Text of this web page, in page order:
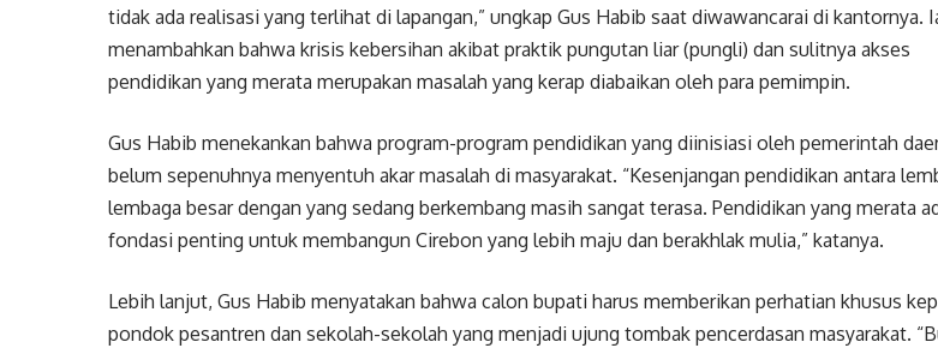
tidak ada realisasi yang terlihat di lapangan,” ungkap Gus Habib saat diwawancarai di kantornya.
menambahkan bahwa krisis kebersihan akibat praktik pungutan liar (pungli) dan sulitnya akses
pendidikan yang merata merupakan masalah yang kerap diabaikan oleh para pemimpin.
Gus Habib menekankan bahwa program-program pendidikan yang diinisiasi oleh pemerintah
belum sepenuhnya menyentuh akar masalah di masyarakat. “Kesenjangan pendidikan antara
lembaga besar dengan yang sedang berkembang masih sangat terasa. Pendidikan yang merata
fondasi penting untuk membangun Cirebon yang lebih maju dan berakhlak mulia,” katanya.
Lebih lanjut, Gus Habib menyatakan bahwa calon bupati harus memberikan perhatian khusus
pondok pesantren dan sekolah-sekolah yang menjadi ujung tombak pencerdasan masyarakat.